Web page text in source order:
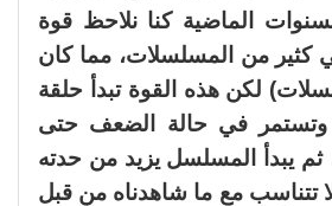
الماضية كنا نلاحظ قوة
كثير من المسلسلات، مما كان
لكن هذه القوة تبدأ حلقة
في حالة الضعف حتى
الـ 25 مثلا، ثم يبدأ المسلسل يزيد من حدته
تتناسب مع ما شاهدناه من قبل